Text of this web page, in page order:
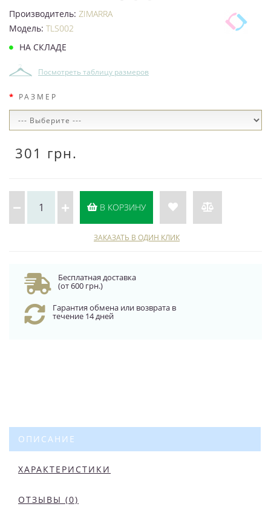
Производитель: ZIMARRA
Модель: TLS002
НА СКЛАДЕ
Посмотреть таблицу размеров
РАЗМЕР
301 грн.
В КОРЗИНУ
ЗАКАЗАТЬ В ОДИН КЛИК
Бесплатная доставка
(от 600 грн.)
Гарантия обмена или возврата в
течение 14 дней
ОПИСАНИЕ
ХАРАКТЕРИСТИКИ
ОТЗЫВЫ (0)